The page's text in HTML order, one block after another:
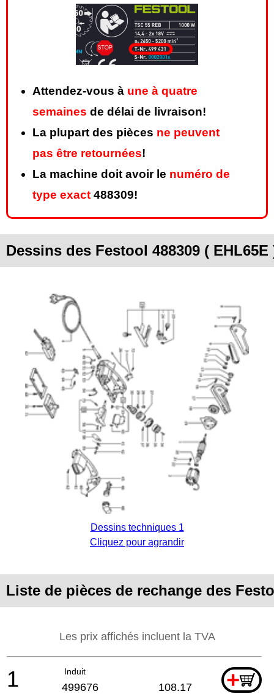
Attendez-vous à une à quatre
semaines de délai de livraison!
La plupart des pièces ne peuvent
pas être retournées!
La machine doit avoir le numéro de
type exact 488309!
Dessins des Festool 488309 ( EHL65E
Dessins techniques 1
Cliquez pour agrandir
Liste de pièces de rechange des
Les prix affichés incluent la TVA
Induit +
1 499676 108.17